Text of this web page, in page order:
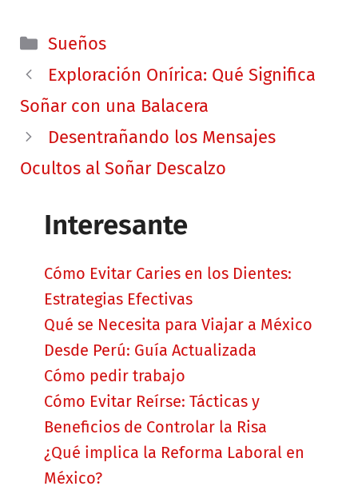
Categorías
Sueños
Exploración Onírica: Qué Significa
Soñar con una Balacera
Desentrañando los Mensajes
Ocultos al Soñar Descalzo
Interesante
Cómo Evitar Caries en los Dientes:
Estrategias Efectivas
Qué se Necesita para Viajar a México
Desde Perú: Guía Actualizada
Cómo pedir trabajo
Cómo Evitar Reírse: Tácticas y
Beneficios de Controlar la Risa
¿Qué implica la Reforma Laboral en
México?